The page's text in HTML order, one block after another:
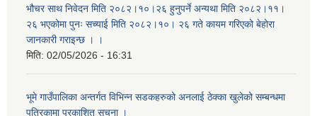
भौचर साथ निवेदन मिति २०८२।१०।२६ हुनुपर्ने अन्यथा मिति २०८२।११।
२६ भएकोमा पुनः सच्याई मिति २०८२।१०। २६ गते कायम गरिएको बेहोरा
जानकारी गराइन्छ । ।
मिति: 02/05/2026 - 16:31
भूमे गाउँपालिका अन्तर्गत विभिन्न सडकहरुको अनलाई ठेक्का खुलेको सम्बन्धमा
पत्रिकामा प्रकाशित सूचना ।